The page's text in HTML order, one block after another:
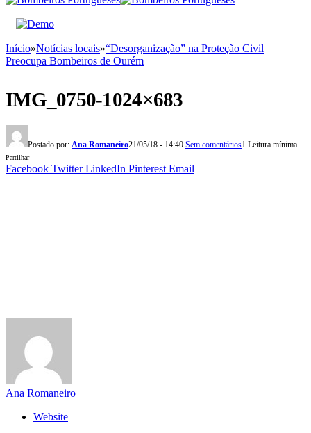
Início»Notícias locais»“Desorganização” na Proteção Civil
Preocupa Bombeiros de Ourém
IMG_0750-1024×683
Postado por: Ana Romaneiro21/05/18 - 14:40 Sem comentários1 Leitura mínima
Partilhar
Facebook Twitter LinkedIn Pinterest Email
Ana Romaneiro
Website